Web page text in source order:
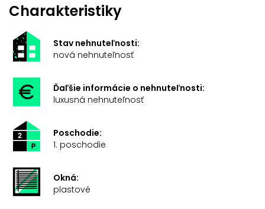
Charakteristiky
Stav nehnuteľnosti:
nová nehnuteľnosť
Ďaľšie informácie o nehnuteľnosti:
luxusná nehnuteľnosť
Poschodie:
1. poschodie
Okná:
plastové